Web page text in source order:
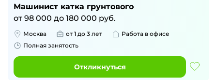
Машинист катка грунтового
от 98 000 до 180 000 руб.
Москва от 1 до 3 лет
Работа в офисе
Полная занятость
Откликнуться